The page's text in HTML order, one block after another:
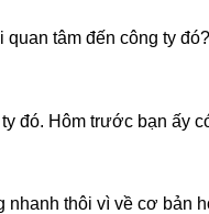
tâm đến cônɡ ty đó?
đó. Hôm trước bạn ấy
nhanh thôi vì về cơ bản